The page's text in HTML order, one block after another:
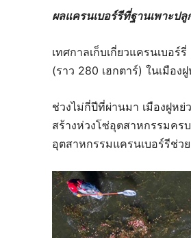
ผลแครนเบอร์รีที่ฐานเพาะป
เทศกาลเก็บเกี่ยวแครนเบอ
(ราว 280 เฮกตาร์) ในเมือง
ช่วงไม่กี่ปีที่ผ่านมา เมืองฝูห
สร้างห่วงโซ่อุตสาหกรรมคร
อุตสาหกรรมแครนเบอร์รีช่ว